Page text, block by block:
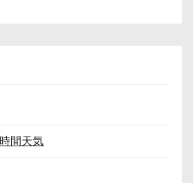
間天気